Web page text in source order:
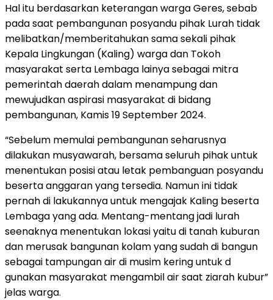
Hal itu berdasarkan keterangan warga Geres, sebab
pada saat pembangunan posyandu pihak Lurah tidak
melibatkan/memberitahukan sama sekali pihak
Kepala Lingkungan (Kaling) warga dan Tokoh
masyarakat serta Lembaga lainya sebagai mitra
pemerintah daerah dalam menampung dan
mewujudkan aspirasi masyarakat di bidang
pembangunan, Kamis 19 September 2024.
“Sebelum memulai pembangunan seharusnya
dilakukan musyawarah, bersama seluruh pihak untuk
menentukan posisi atau letak pembanguan posyandu
beserta anggaran yang tersedia. Namun ini tidak
pernah di lakukannya untuk mengajak Kaling beserta
Lembaga yang ada. Mentang-mentang jadi lurah
seenaknya menentukan lokasi yaitu di tanah kuburan
dan merusak bangunan kolam yang sudah di bangun
sebagai tampungan air di musim kering untuk d
gunakan masyarakat mengambil air saat ziarah kubur”
jelas warga.